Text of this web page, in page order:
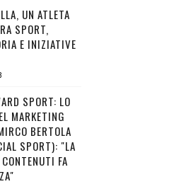
UN ATLETA
SPORT,
E INIZIATIVE
SPORT: LO
MARKETING
BERTOLA
SPORT): "LA
FA